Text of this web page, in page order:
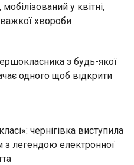
у квітні,
хвороби
з будь-якої
одного щоб відкрити
чернігівка виступила
з легендою електронної